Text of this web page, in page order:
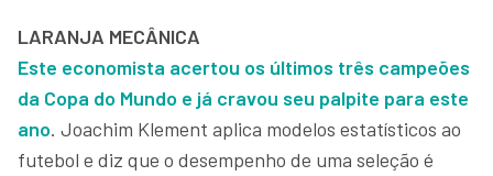
LARANJA MECÂNICA
Este economista acertou os últimos três campeões
da Copa do Mundo e já cravou seu palpite para este
ano. Joachim Klement aplica modelos estatísticos ao
futebol e diz que o desempenho de uma seleção é